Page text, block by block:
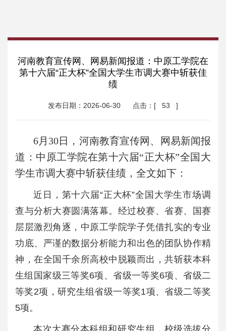
河南教育宣传网、网易新闻报道：中原工学院在
第十六届“正大杯”全国大学生市调大赛中斩获佳
绩
发布日期：2026-06-30 点击：[ 53 ]
6月30日，河南教育宣传网、网易新闻报
道：中原工学院在第十六届“正大杯”全国大
学生市调大赛中斩获佳绩，全文如下：
近日，第十六届“正大杯”全国大学生市场调
查与分析大赛圆满落幕。经过校赛、省赛、国赛
层层激烈角逐，中原工学院学子凭借扎实的专业
功底、严谨的数据分析能力和出色的团队协作精
神，在全国千余所高校中脱颖而出，共斩获本科
生组国家级三等奖6项、省级一等奖6项、省级二
等奖2项，研究生组省级一等奖1项、省级二等奖
5项。
本次大赛分本科组和研究生组，校级选拔分